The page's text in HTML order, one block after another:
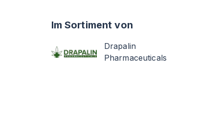
Im Sortiment von
Drapalin
Pharmaceuticals